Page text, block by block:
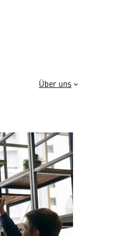
Über uns